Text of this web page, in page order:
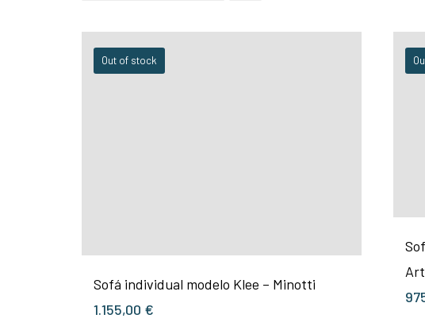
Out of stock
Sofá individual modelo Klee – Minotti
1.155,00 €